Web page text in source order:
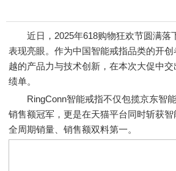
近日，2025年618购物狂欢节圆满落
表现亮眼。作为中国智能戒指品类的开
越的产品力与技术创新，在本次大促中
绩单。
RingConn智能戒指不仅包揽京东智能
销售额冠军，更是在天猫平台同时斩获智
全周期销量、销售额双料第一。